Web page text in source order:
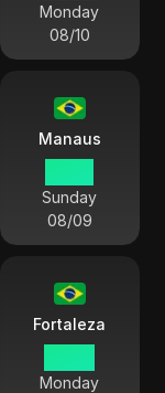
Monday
08/10
Manaus
Sunday
08/09
Fortaleza
Monday